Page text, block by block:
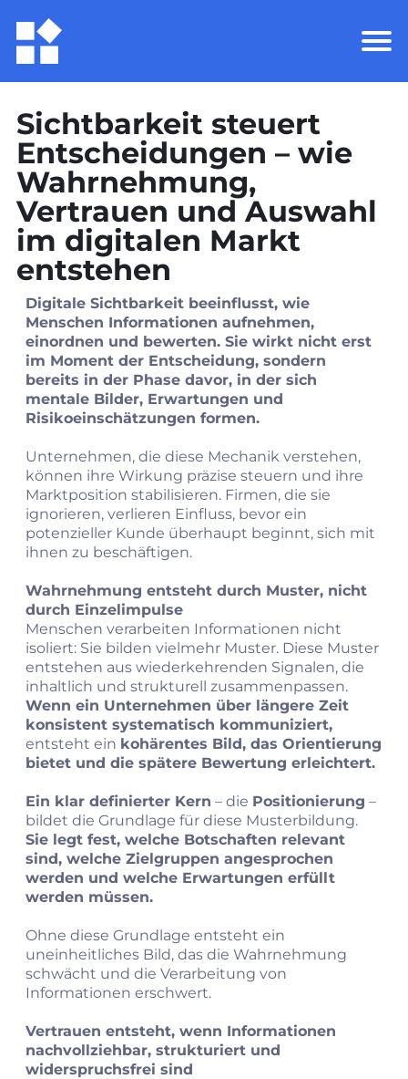
Sichtbarkeit steuert
Entscheidungen – wie
Wahrnehmung,
Vertrauen und Auswahl
im digitalen Markt
entstehen
Digitale Sichtbarkeit beeinflusst, wie
Menschen Informationen aufnehmen,
einordnen und bewerten. Sie wirkt nicht erst
im Moment der Entscheidung, sondern
bereits in der Phase davor, in der sich
mentale Bilder, Erwartungen und
Risikoeinschätzungen formen.
Unternehmen, die diese Mechanik verstehen,
können ihre Wirkung präzise steuern und ihre
Marktposition stabilisieren. Firmen, die sie
ignorieren, verlieren Einfluss, bevor ein
potenzieller Kunde überhaupt beginnt, sich mit
ihnen zu beschäftigen.
Wahrnehmung entsteht durch Muster, nicht
durch Einzelimpulse
Menschen verarbeiten Informationen nicht
isoliert: Sie bilden vielmehr Muster. Diese Muster
entstehen aus wiederkehrenden Signalen, die
inhaltlich und strukturell zusammenpassen.
Wenn ein Unternehmen über längere Zeit
konsistent systematisch kommuniziert,
entsteht ein kohärentes Bild, das Orientierung
bietet und die spätere Bewertung erleichtert.
Ein klar definierter Kern – die Positionierung –
bildet die Grundlage für diese Musterbildung.
Sie legt fest, welche Botschaften relevant
sind, welche Zielgruppen angesprochen
werden und welche Erwartungen erfüllt
werden müssen.
Ohne diese Grundlage entsteht ein
uneinheitliches Bild, das die Wahrnehmung
schwächt und die Verarbeitung von
Informationen erschwert.
Vertrauen entsteht, wenn Informationen
nachvollziehbar, strukturiert und
widerspruchsfrei sind